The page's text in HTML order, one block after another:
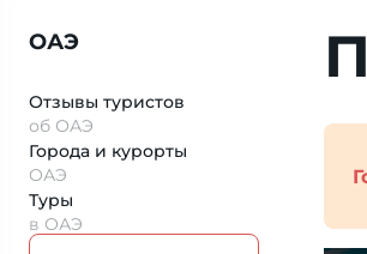
ОАЭ
Отзывы туристов
об ОАЭ
Города и курорты
ОАЭ
Туры
в ОАЭ